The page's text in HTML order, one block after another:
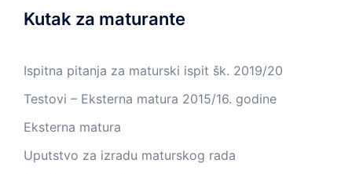
Kutak za maturante
Ispitna pitanja za maturski ispit šk. 2019/20
Testovi – Eksterna matura 2015/16. godine
Eksterna matura
Uputstvo za izradu maturskog rada